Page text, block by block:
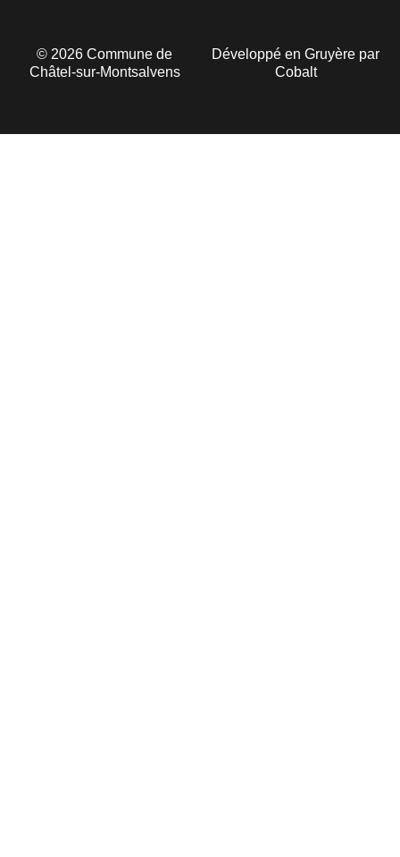
© 2026 Commune de
Châtel-sur-Montsalvens
Développé en Gruyère par
Cobalt